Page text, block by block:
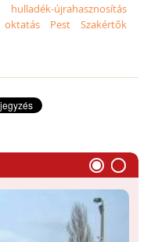
hulladék-újrahasznosítás
oktatás Pest
Szakértők